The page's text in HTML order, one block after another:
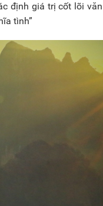
định giá trị cốt lõi văn
tình”